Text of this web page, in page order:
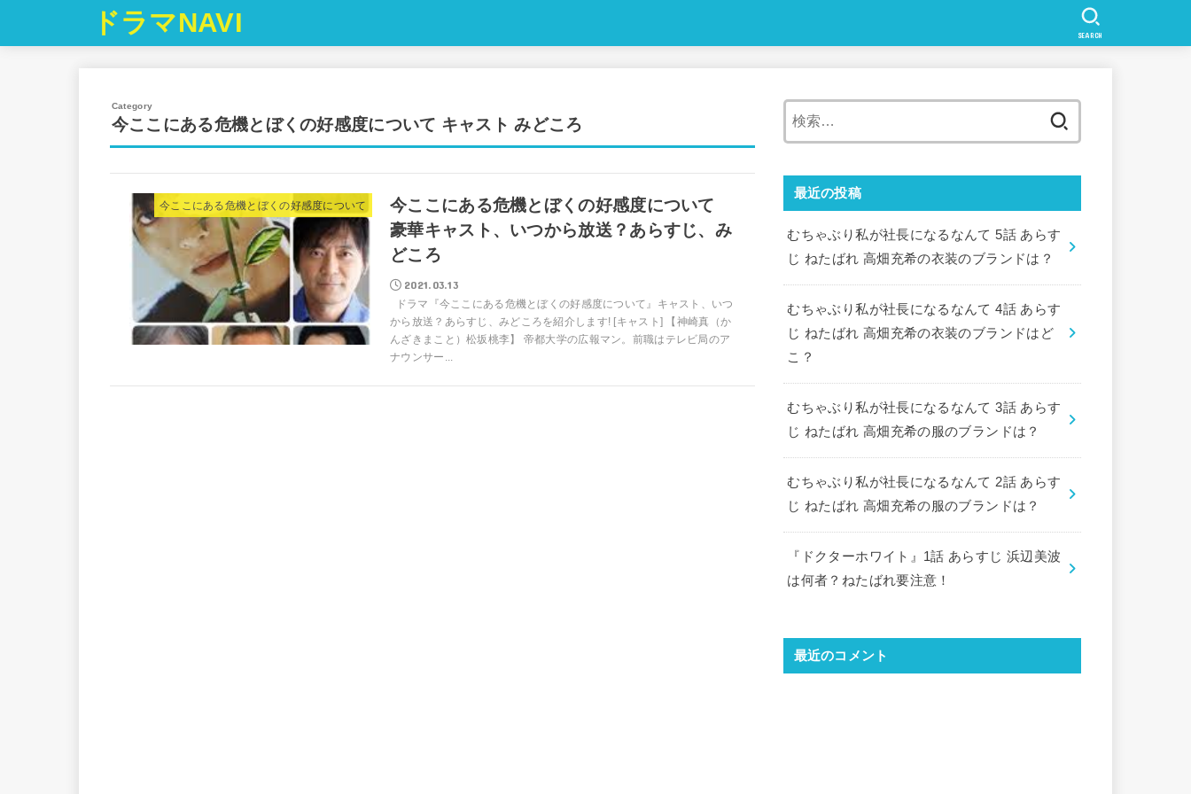
ドラマNAVI SEARCH
今ここにある危機とぼくの好感度について キャスト みどころ
今ここにある危機とぼくの好感度について
今ここにある危機とぼくの好感度について
豪華キャスト、いつから放送？あらすじ、み
どころ
2021.03.13
ドラマ『今ここにある危機とぼくの好感度について』キャスト、いつ
から放送？あらすじ、みどころを紹介します! [キャスト] 【神崎真（か
んざきまこと）松坂桃李】 帝都大学の広報マン。前職はテレビ局のア
ナウンサー...
最近の投稿
むちゃぶり私が社長になるなんて 5話 あらす
じ ねたばれ 高畑充希の衣装のブランドは？
むちゃぶり私が社長になるなんて 4話 あらす
じ ねたばれ 高畑充希の衣装のブランドはど
こ？
むちゃぶり私が社長になるなんて 3話 あらす
じ ねたばれ 高畑充希の服のブランドは？
むちゃぶり私が社長になるなんて 2話 あらす
じ ねたばれ 高畑充希の服のブランドは？
『ドクターホワイト』1話 あらすじ 浜辺美波
は何者？ねたばれ要注意！
最近のコメント